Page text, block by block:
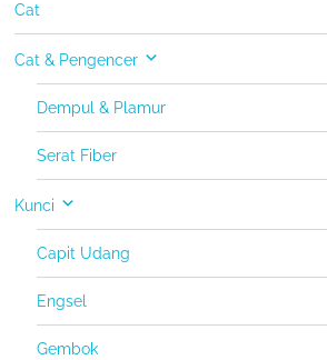
Cat
Cat & Pengencer
Dempul & Plamur
Serat Fiber
Kunci
Capit Udang
Engsel
Gembok